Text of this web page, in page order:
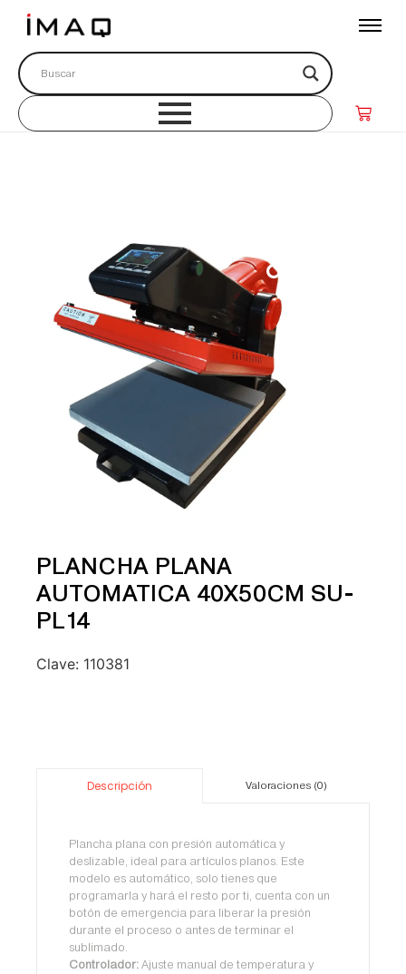
PLANCHA PLANA
AUTOMATICA 40X50CM SU-
PL14
Clave: 110381
Descripción Valoraciones (0)
Plancha plana con presión automática y
deslizable, ideal para artículos planos. Este
modelo es automático, solo tienes que
programarla y hará el resto por ti, cuenta con un
botón de emergencia para liberar la presión
durante el proceso o antes de terminar el
sublimado.
Controlador: Ajuste manual de temperatura y